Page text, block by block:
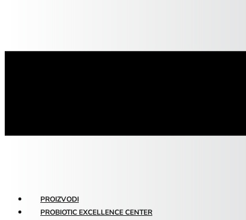
PROIZVODI
PROBIOTIC EXCELLENCE CENTER